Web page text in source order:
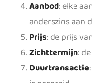
Aanbod: elke
anderszins aan
Prijs: de prijs
Zichttermijn:
Duurtransactie